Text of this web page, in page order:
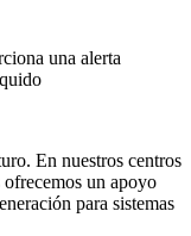
una alerta
En nuestros centros
un apoyo
para sistemas